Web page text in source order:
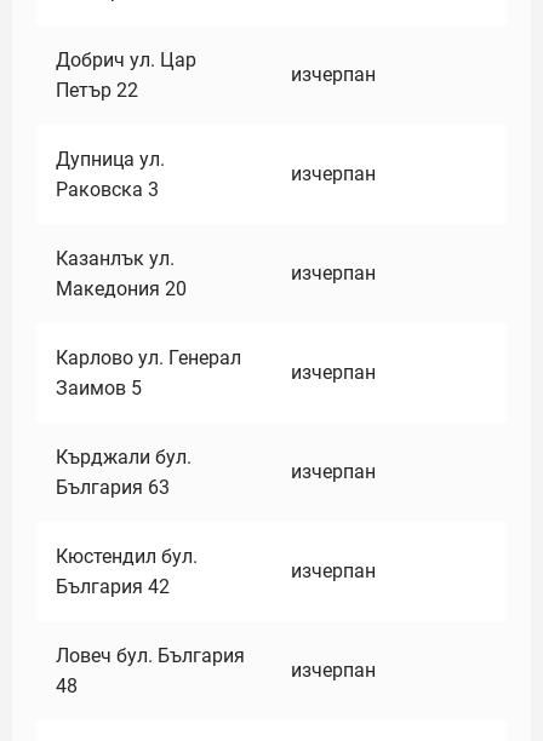
Добрич ул. Цар
Петър 22
изчерпан
Дупница ул.
Раковска 3
изчерпан
Казанлък ул.
Македония 20
изчерпан
Карлово ул. Генерал
Заимов 5
изчерпан
Кърджали бул.
България 63
изчерпан
Кюстендил бул.
България 42
изчерпан
Ловеч бул. България
48
изчерпан